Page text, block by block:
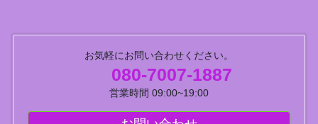
お気軽にお問い合わせください。
080-7007-1887
営業時間 09:00~19:00